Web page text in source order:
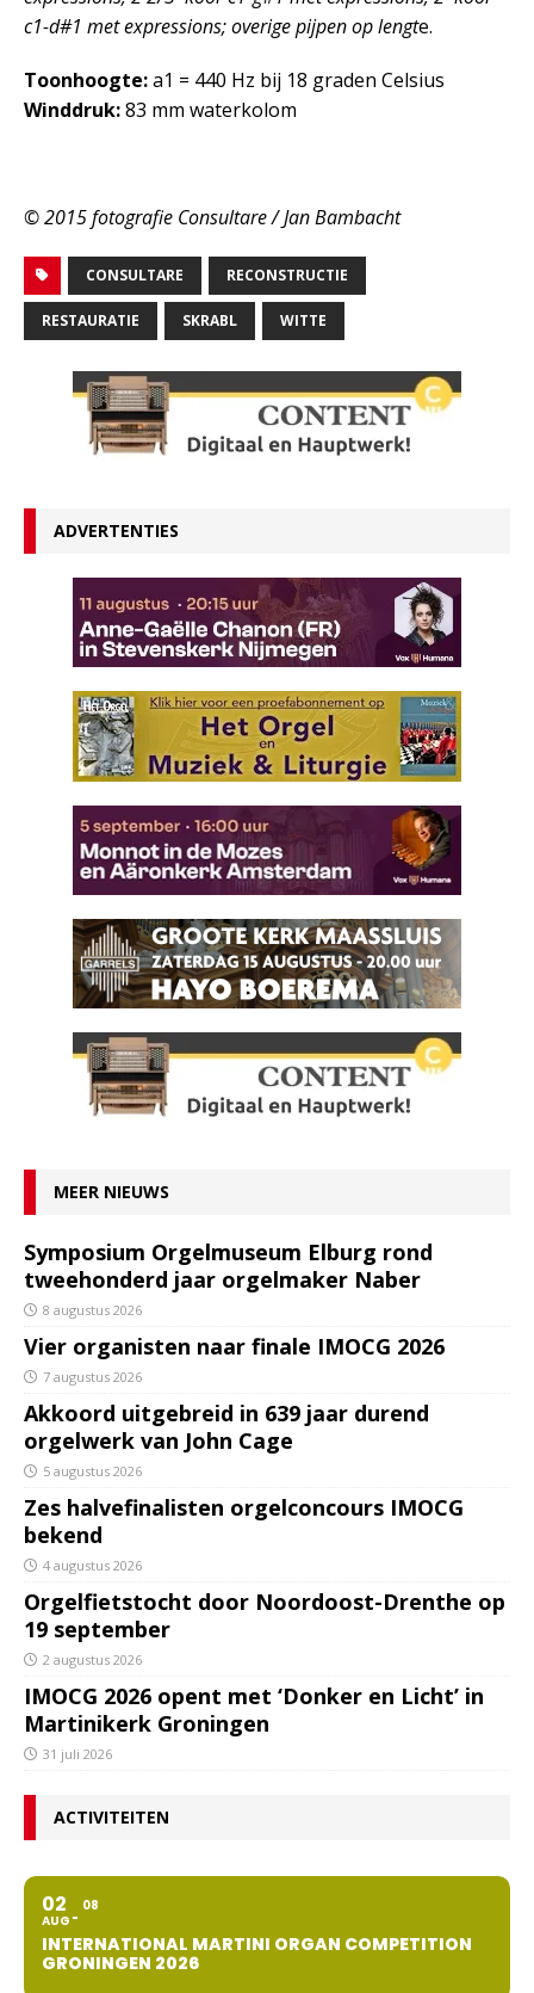
c1-d#1 met expressions; overige pijpen op lengte.
Toonhoogte:a1 = 440 Hz bij 18 graden Celsius
Winddruk:83 mm waterkolom
© 2015 fotografie Consultare / Jan Bambacht
CONSULTARE RECONSTRUCTIE
RESTAURATIE SKRABL WITTE
ADVERTENTIES
MEER NIEUWS
Symposium Orgelmuseum Elburg rond
tweehonderd jaar orgelmaker Naber
8 augustus 2026
Vier organisten naar finale IMOCG 2026
7 augustus 2026
Akkoord uitgebreid in 639 jaar durend
orgelwerk van John Cage
5 augustus 2026
Zes halvefinalisten orgelconcours IMOCG
bekend
4 augustus 2026
Orgelfietstocht door Noordoost-Drenthe op
19 september
2 augustus 2026
IMOCG 2026 opent met ‘Donker en Licht’ in
Martinikerk Groningen
31 juli 2026
ACTIVITEITEN
02
AUG
08
INTERNATIONAL MARTINI ORGAN COMPETITION
GRONINGEN 2026